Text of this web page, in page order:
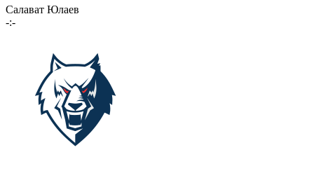
Салават Юлаев
-:-